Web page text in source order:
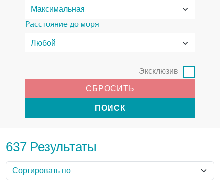
Расстояние до моря
Эксклюзив
СБРОСИТЬ
ПОИСК
637 Результаты